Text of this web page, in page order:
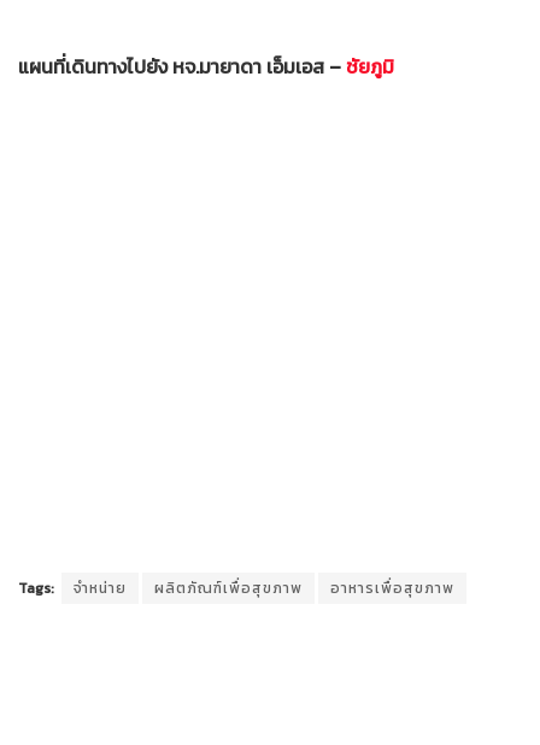
แผนที่เดินทางไปยัง หจ.มายาดา เอ็มเอส –ชัยภูมิ
Tags: จำหน่าย ผลิตภัณฑ์เพื่อสุขภาพ อาหารเพื่อสุขภาพ